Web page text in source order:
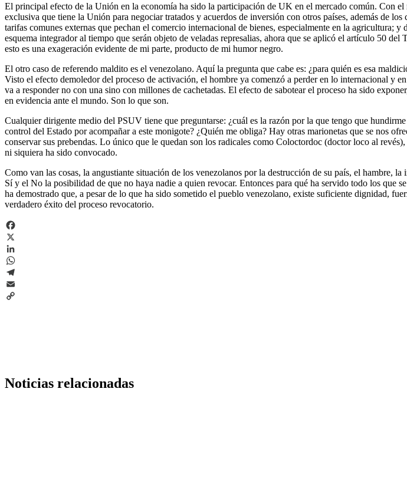
El principal efecto de la Unión en la economía ha sido la participación de UK en el mercado común. Con
exclusiva que tiene la Unión para negociar tratados y acuerdos de inversión con otros países, además de
tarifas comunes externas que pechan el comercio internacional de bienes, especialmente en la agricultura;
esquema integrador al tiempo que serán objeto de veladas represalias, ahora que se aplicó el artículo 50
esto es una exageración evidente de mi parte, producto de mi humor negro.
El otro caso de referendo maldito es el venezolano. Aquí la pregunta que cabe es: ¿para quién es esa
Visto el efecto demoledor del proceso de activación, el hombre ya comenzó a perder en lo internacional y
va a responder no con una sino con millones de cachetadas. El efecto de sabotear el proceso ha sido
en evidencia ante el mundo. Son lo que son.
Cualquier dirigente medio del PSUV tiene que preguntarse: ¿cuál es la razón por la que tengo que
control del Estado por acompañar a este monigote? ¿Quién me obliga? Hay otras marionetas que se nos
conservar sus prebendas. Lo único que le quedan son los radicales como Coloctordoc (doctor loco al
ni siquiera ha sido convocado.
Como van las cosas, la angustiante situación de los venezolanos por la destrucción de su país, el
Sí y el No la posibilidad de que no haya nadie a quien revocar. Entonces para qué ha servido todo los que
ha demostrado que, a pesar de lo que ha sido sometido el pueblo venezolano, existe suficiente dignidad,
verdadero éxito del proceso revocatorio.
Facebook
X
LinkedIn
WhatsApp
Telegram
Email
Noticias relacionadas